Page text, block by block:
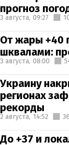
прогноз
3 августа, 09:27
От жары +40
шквалами:
3 августа, 08:00
Украину
регионах
рекорды
2 августа, 14:52
До +37 и